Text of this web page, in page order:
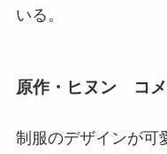
いる。
原作・ヒヌン コ
制服のデザインが可